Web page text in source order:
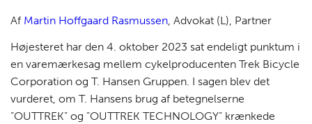
RÅDGIVNING
Af Martin Hoffgaard Rasmussen, Advokat (L), Partner
Højesteret har den 4. oktober 2023 sat endeligt punktum i
en varemærkesag mellem cykelproducenten Trek Bicycle
Corporation og T. Hansen Gruppen. I sagen blev det
vurderet, om T. Hansens brug af betegnelserne
”OUTTREK” og ”OUTTREK TECHNOLOGY” krænkede